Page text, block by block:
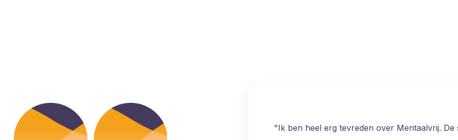
erg tevreden over Mentaalvrij. De sessies
"Bij Mentaalvrij krijg ik na vele jaren zoeken